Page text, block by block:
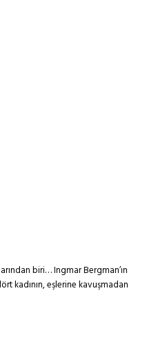
biri… Ingmar Bergman’ın
kadının, eşlerine kavuşmadan